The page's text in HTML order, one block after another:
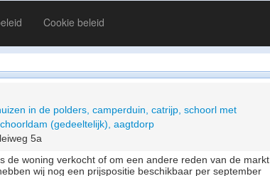
Cookie beleid
in de polders, camperduin, catrijp, schoorl met
(gedeeltelijk), aagtdorp
5a
de woning verkocht of om een andere reden van de markt
wij nog een prijspositie beschikbaar per september